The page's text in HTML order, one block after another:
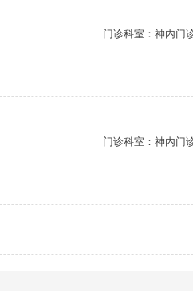
门诊科室：神内门
门诊科室：神内门